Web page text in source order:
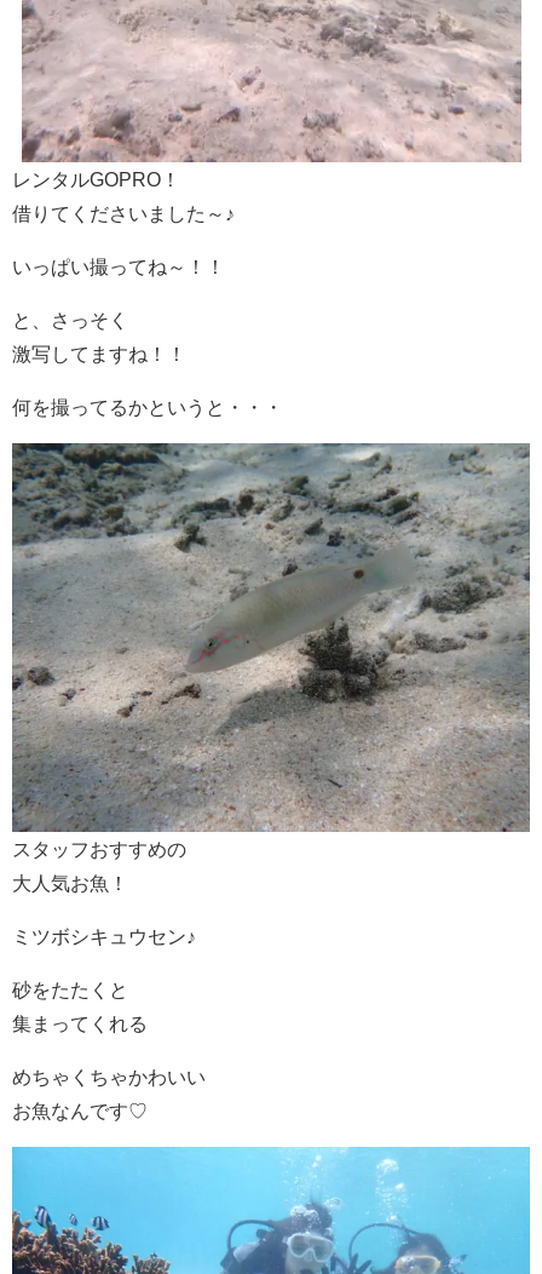
レンタルGOPRO！
借りてくださいました～♪
いっぱい撮ってね～！！
と、さっそく
激写してますね！！
何を撮ってるかというと・・・
スタッフおすすめの
大人気お魚！
ミツボシキュウセン♪
砂をたたくと
集まってくれる
めちゃくちゃかわいい
お魚なんです♡